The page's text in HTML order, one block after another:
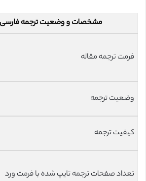
مشخصات و وضعیت ترجمه فارسی
فرمت ترجمه مقاله
وضعیت ترجمه
کیفیت ترجمه
تعداد صفحات ترجمه تایپ شده با فرمت ورد